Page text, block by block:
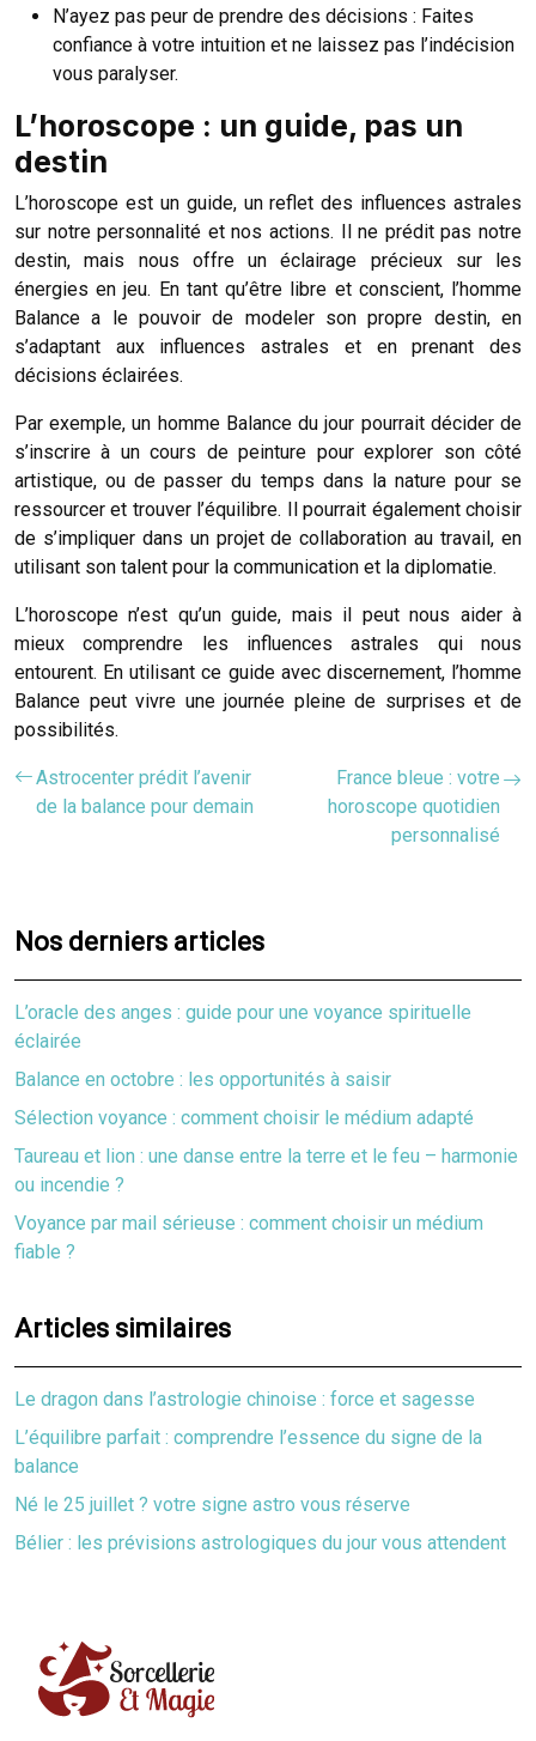
N’ayez pas peur de prendre des décisions : Faites
confiance à votre intuition et ne laissez pas l’indécision
vous paralyser.
L’horoscope : un guide, pas un
destin
L’horoscope est un guide, un reflet des influences astrales
sur notre personnalité et nos actions. Il ne prédit pas notre
destin, mais nous offre un éclairage précieux sur les
énergies en jeu. En tant qu’être libre et conscient, l’homme
Balance a le pouvoir de modeler son propre destin, en
s’adaptant aux influences astrales et en prenant des
décisions éclairées.
Par exemple, un homme Balance du jour pourrait décider de
s’inscrire à un cours de peinture pour explorer son côté
artistique, ou de passer du temps dans la nature pour se
ressourcer et trouver l’équilibre. Il pourrait également choisir
de s’impliquer dans un projet de collaboration au travail, en
utilisant son talent pour la communication et la diplomatie.
L’horoscope n’est qu’un guide, mais il peut nous aider à
mieux comprendre les influences astrales qui nous
entourent. En utilisant ce guide avec discernement, l’homme
Balance peut vivre une journée pleine de surprises et de
possibilités.
Astrocenter prédit l’avenir
de la balance pour demain
France bleue : votre
horoscope quotidien
personnalisé
Nos derniers articles
L’oracle des anges : guide pour une voyance spirituelle
éclairée
Balance en octobre : les opportunités à saisir
Sélection voyance : comment choisir le médium adapté
Taureau et lion : une danse entre la terre et le feu – harmonie
ou incendie ?
Voyance par mail sérieuse : comment choisir un médium
fiable ?
Articles similaires
Le dragon dans l’astrologie chinoise : force et sagesse
L’équilibre parfait : comprendre l’essence du signe de la
balance
Né le 25 juillet ? votre signe astro vous réserve
Bélier : les prévisions astrologiques du jour vous attendent